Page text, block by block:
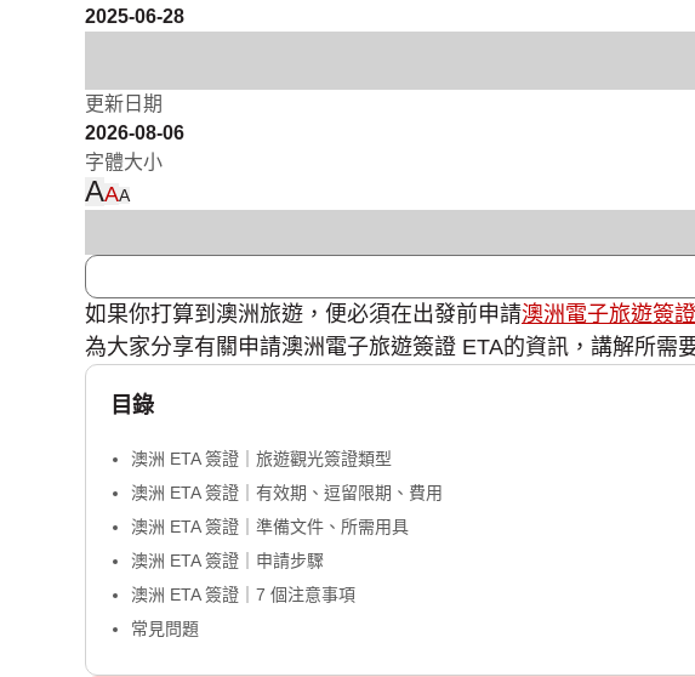
2025-06-28
更新日期
2026-08-06
字體大小
AAA
如果你打算到澳洲旅遊，便必須在出發前申請澳洲電子旅遊簽
為大家分享有關申請澳洲電子旅遊簽證 ETA的資訊，講解所需
目錄
澳洲 ETA 簽證｜旅遊觀光簽證類型
澳洲 ETA 簽證｜有效期、逗留限期、費用
澳洲 ETA 簽證｜準備文件、所需用具
澳洲 ETA 簽證｜申請步驟
澳洲 ETA 簽證｜7 個注意事項
常見問題